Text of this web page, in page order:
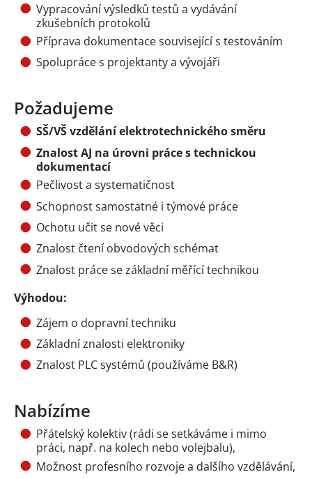
Vypracování výsledků testů a vydávání
zkušebních protokolů
Příprava dokumentace související s testováním
Spolupráce s projektanty a vývojáři
Požadujeme
SŠ/VŠ vzdělání elektrotechnického směru
Znalost AJ na úrovni práce s technickou
dokumentací
Pečlivost a systematičnost
Schopnost samostatné i týmové práce
Ochotu učit se nové věci
Znalost čtení obvodových schémat
Znalost práce se základní měřící technikou
Výhodou:
Zájem o dopravní techniku
Základní znalosti elektroniky
Znalost PLC systémů (používáme B&R)
Nabízíme
Přátelský kolektiv (rádi se setkáváme i mimo
práci, např. na kolech nebo volejbalu),
Možnost profesního rozvoje a dalšího vzdělávání,